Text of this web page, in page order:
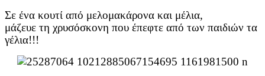
Σε ένα κουτί από μελομακάρονα και μέλια,
μάζευε τη χρυσόσκονη που έπεφτε από των παιδιών τα
γέλια!!!